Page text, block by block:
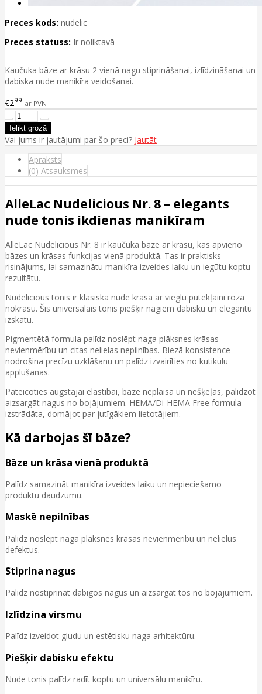
Preces kods: nudelic
Preces statuss: Ir noliktavā
Kaučuka bāze ar krāsu 2 vienā nagu stiprināšanai, izlīdzināšanai un
dabiska nude manikīra veidošanai.
€299 ar PVN
Vai jums ir jautājumi par šo preci? Jautāt
Apraksts
(0) Atsauksmes
AlleLac Nudelicious Nr. 8 – elegants
nude tonis ikdienas manikīram
AlleLac Nudelicious Nr. 8 ir kaučuka bāze ar krāsu, kas apvieno
bāzes un krāsas funkcijas vienā produktā. Tas ir praktisks
risinājums, lai samazinātu manikīra izveides laiku un iegūtu koptu
rezultātu.
Nudelicious tonis ir klasiska nude krāsa ar vieglu putekļaini rozā
nokrāsu. Šis universālais tonis piešķir nagiem dabisku un elegantu
izskatu.
Pigmentētā formula palīdz noslēpt naga plāksnes krāsas
nevienmērību un citas nelielas nepilnības. Biezā konsistence
nodrošina precīzu uzklāšanu un palīdz izvairīties no kutikulu
applūšanas.
Pateicoties augstajai elastībai, bāze neplaisā un nešķeļas, palīdzot
aizsargāt nagus no bojājumiem. HEMA/Di-HEMA Free formula
izstrādāta, domājot par jutīgākiem lietotājiem.
Kā darbojas šī bāze?
Bāze un krāsa vienā produktā
Palīdz samazināt manikīra izveides laiku un nepieciešamo
produktu daudzumu.
Maskē nepilnības
Palīdz noslēpt naga plāksnes krāsas nevienmērību un nelielus
defektus.
Stiprina nagus
Palīdz nostiprināt dabīgos nagus un aizsargāt tos no bojājumiem.
Izlīdzina virsmu
Palīdz izveidot gludu un estētisku naga arhitektūru.
Piešķir dabisku efektu
Nude tonis palīdz radīt koptu un universālu manikīru.